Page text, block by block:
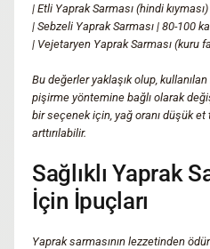
| Etli Yaprak Sarması (hindi
| Sebzeli Yaprak Sarması | 80-100
| Vejetaryen Yaprak Sarması (kuru
Bu değerler yaklaşık olup,
pişirme yöntemine bağlı olarak
bir seçenek için, yağ oranı düşük
arttırılabilir.
Sağlıklı Yaprak
İçin İpuçları
Yaprak sarmasının lezzetinden